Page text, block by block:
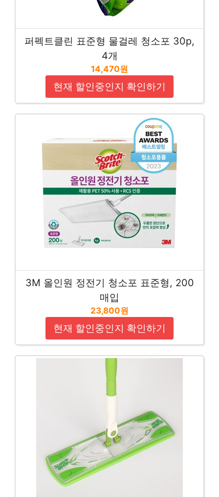
퍼펙트클린 표준형 물걸레 청소포 30p,
4개
14,470원
현재 할인중인지 확인하기
3M 올인원 정전기 청소포 표준형, 200
매입
23,800원
현재 할인중인지 확인하기